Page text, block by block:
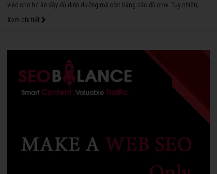
việc cho bé ăn đầy đủ dinh dưỡng mà còn bằng các đồ chơi. Tuy nhiên,
bạn cần chọn đúng loại để bé phát huy tốt nhất khả năng sáng tạo.
Xem chi tiết